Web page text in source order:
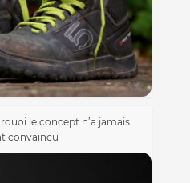
le concept n’a jamais
convaincu